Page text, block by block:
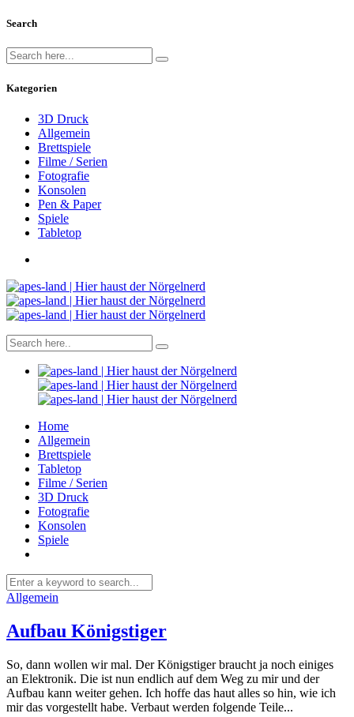
Search
Kategorien
3D Druck
Allgemein
Brettspiele
Filme / Serien
Fotografie
Konsolen
Pen & Paper
Spiele
Tabletop
Home
Allgemein
Brettspiele
Tabletop
Filme / Serien
3D Druck
Fotografie
Konsolen
Spiele
Allgemein
Aufbau Königstiger
So, dann wollen wir mal. Der Königstiger braucht ja noch einiges
an Elektronik. Die ist nun endlich auf dem Weg zu mir und der
Aufbau kann weiter gehen. Ich hoffe das haut alles so hin, wie ich
mir das vorgestellt habe. Verbaut werden folgende Teile...